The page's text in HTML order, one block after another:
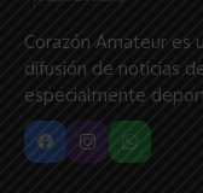
Corazón Amateur es
difusión de noticias
especialmente